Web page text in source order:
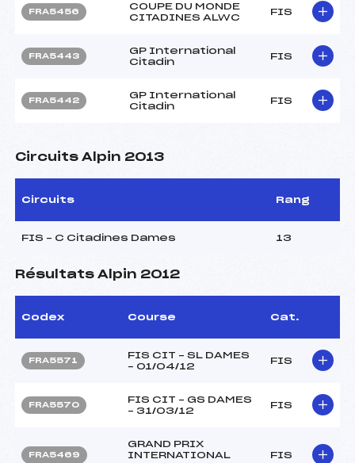
FRA5456
COUPE DU MONDE
CITADINES ALWC
FIS
FRA5443
GP International
Citadin
FIS
FRA5442
GP International
Citadin
FIS
Circuits Alpin 2013
Circuits Rang
FIS – C Citadines Dames 13
Résultats Alpin 2012
Codex Course Cat.
FRA5571
FIS CIT – SL DAMES
– 01/04/12
FIS
FRA5570
FIS CIT – GS DAMES
– 31/03/12
FIS
FRA5469
GRAND PRIX
INTERNATIONAL
FIS